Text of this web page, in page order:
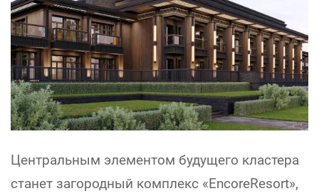
Центральным элементом будущего кластера
станет загородный комплекс «EncoreResort»,